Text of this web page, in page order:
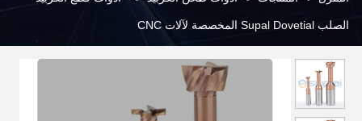
الصلب Supal Dovetial المخصصة لآلات CNC